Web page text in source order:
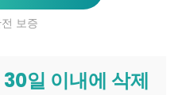
보증
일 이내에 삭제